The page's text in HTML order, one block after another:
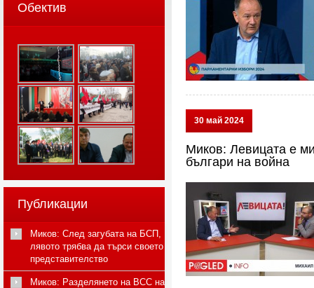
30 май 2024
Миков: Левицата е
българи на война
Обектив
Публикации
Миков: След загубата на БСП,
лявото трябва да търси своето
представителство
Миков: Разделянето на ВСС на